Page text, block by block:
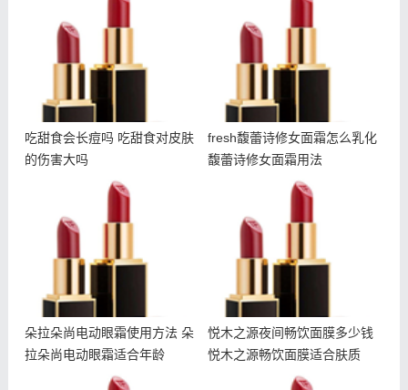
吃甜食会长痘吗 吃甜食对皮肤
的伤害大吗
fresh馥蕾诗修女面霜怎么乳化
馥蕾诗修女面霜用法
朵拉朵尚电动眼霜使用方法
朵拉朵尚电动眼霜使用方法 朵
拉朵尚电动眼霜适合年龄
悦木之源夜间畅饮面膜多少
悦木之源夜间畅饮面膜多少钱
悦木之源畅饮面膜适合肤质
冬天干夏天油怎么护肤 冬
朵拉朵尚除螨皂成分 朵拉